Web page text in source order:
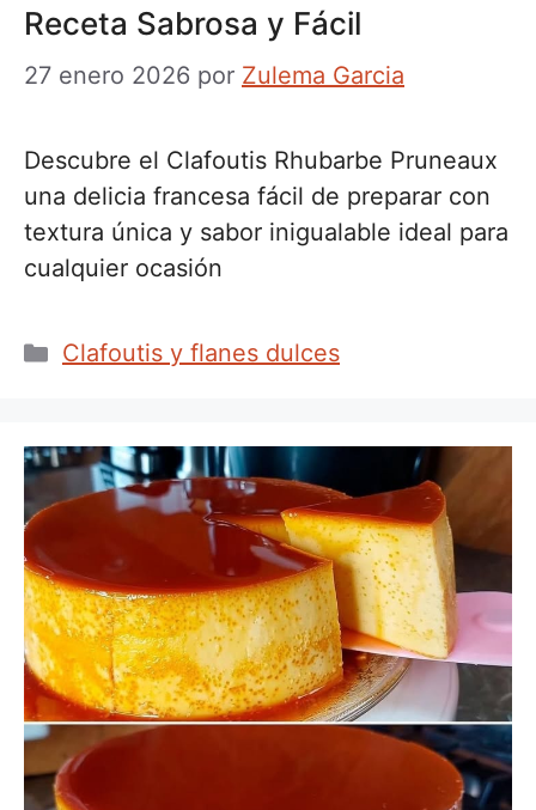
Receta Sabrosa y Fácil
27 enero 2026 por Zulema Garcia
Descubre el Clafoutis Rhubarbe Pruneaux
una delicia francesa fácil de preparar con
textura única y sabor inigualable ideal para
cualquier ocasión
Categorías
Clafoutis y flanes dulces